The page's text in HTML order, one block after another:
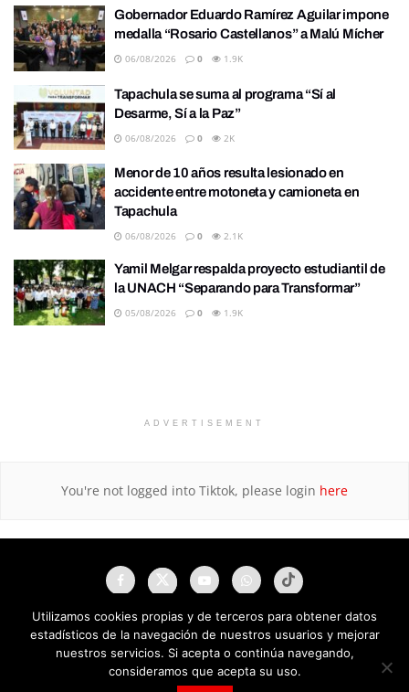
Gobernador Eduardo Ramírez Aguilar impone
medalla “Rosario Castellanos” a Malú Mícher
06/08/2026 0 1.9K
Tapachula se suma al programa “Sí al
Desarme, Sí a la Paz”
06/08/2026 0 2K
Menor de 10 años resulta lesionado en
accidente entre motoneta y camioneta en
Tapachula
06/08/2026 0 2.1K
Yamil Melgar respalda proyecto estudiantil de
la UNACH “Separando para Transformar”
05/08/2026 0 1.9K
ADVERTISEMENT
You're not logged into Tiktok, please login here
Utilizamos cookies propias y de terceros para obtener datos
estadísticos de la navegación de nuestros usuarios y mejorar
nuestros servicios. Si acepta o continúa navegando,
consideramos que acepta su uso.